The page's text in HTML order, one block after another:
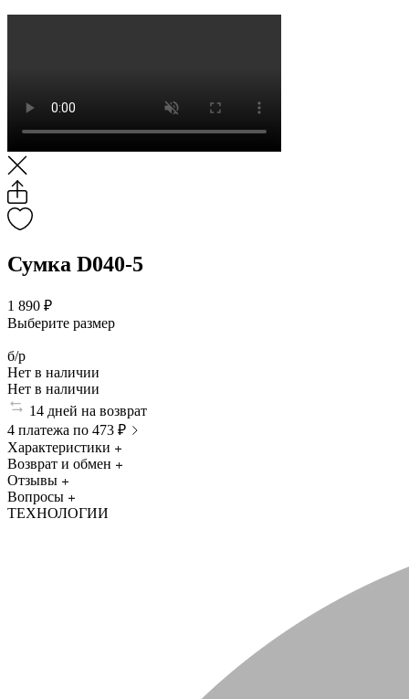
Сумка D040-5
1 890 ₽
Выберите размер
б/р
Нет в наличии
Нет в наличии
14 дней на возврат
4 платежа по 473 ₽
Характеристики
Возврат и обмен
Отзывы
Вопросы
ТЕХНОЛОГИИ